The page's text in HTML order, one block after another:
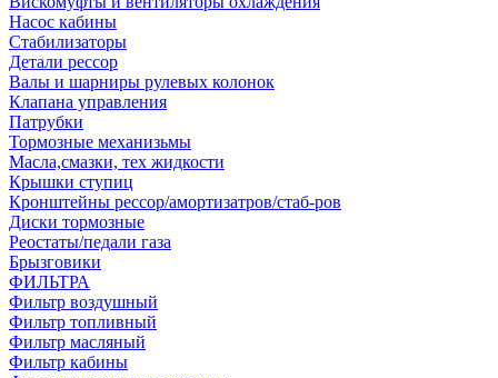
Насос кабины
Стабилизаторы
Детали рессор
Валы и шарниры рулевых колонок
Клапана управления
Патрубки
Тормозные механизьмы
Масла,смазки, тех жидкости
Крышки ступиц
Кронштейны рессор/амортизатров/стаб-ров
Диски тормозные
Реостаты/педали газа
Брызговики
ФИЛЬТРА
Фильтр воздушный
Фильтр топливный
Фильтр масляный
Фильтр кабины